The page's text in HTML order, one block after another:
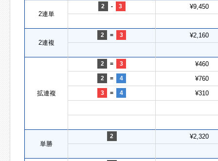
2連単
2 - 3 ¥9,450
2連複
2 = 3 ¥2,160
拡連複
2 = 3 ¥460
2 = 4 ¥760
3 = 4 ¥310
単勝
2 ¥2,320